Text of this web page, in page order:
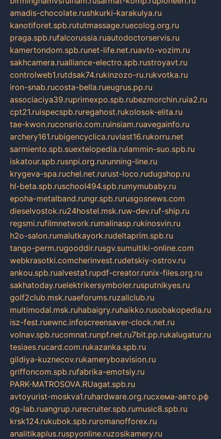
amadis-chocolate.rushkurki-karakulya.ru
kanotiforet.spb.rututmassage.ruecolog.org.ru
praga.spb.rufalcorussia.ruautodoctorservis.ru
kamertondom.spb.runet-life.net.ruavto-vozim.ru
sakhcamera.rualliance-electro.spb.rustroyavt.ru
controlweb1.rutdsak74.rukinzozo-ru.rukvotka.ru
iron-snab.rucosta-bella.rueugrus.pp.ru
associaciya39.ruprimexpo.spb.rubezmorchin.ruia2.ru
cpt21.ruispecspb.ruregahost.rukolosok-elita.ru
tae-kwon.ruconsrio.com.ruinsiam.ruavegainfo.ru
archery161.rubigencyclica.ruvlast16.rukorru.net
sarmiento.spb.suextelopedia.rulammin-suo.spb.ru
iskatour.spb.rusnpi.org.rurunning-line.ru
krygeva-spa.ruchel.net.rurust-loco.rudugshop.ru
hl-beta.spb.ruschool494.spb.rumymubaby.ru
epoha-metalband.rungr.spb.rurusgosnews.com
dieselvostok.ru24hostel.msk.ruw-dev.ruf-ship.ru
regsmi.rufilmnetwork.rumalinasp.rukinosvin.ru
h2o-salon.rumalutkayork.rudeltaprim.spb.ru
tango-perm.rugooddir.rusgv.sumultiki-online.com
webkrasotki.comcherinvest.rudetskiy-ostrov.ru
ankou.spb.rualvesta1.rupdf-creator.runix-files.org.ru
sakhatoday.ruelektrikersymboler.rusputnikyes.ru
golf2club.msk.ruaeforums.ruzallclub.ru
multimodal.msk.ruhabaigry.ruhaikko.rusobakopedia.ru
isz-fest.ruewnc.infoscreensaver-clock.net.ru
volnav.spb.rucomnat.runpf.net.ru7bit.pp.rukalugatur.ru
tesiaes.rucard.com.rukazanka.spb.ru
gildiya-kuznecov.rukameryboavision.ru
griffoncom.spb.rufabrika-emotsiy.ru
PARK-MATROSOVA.RUagat.spb.ru
avtoyurist-moskva1.ruhardware.org.ruсхема-авто.рф
dg-lab.ruangrup.rurecruiter.spb.rumusic8.spb.ru
krsk124.rukubok.spb.ruromanofforex.ru
analitikaplus.ruspyonline.ruzosikamery.ru